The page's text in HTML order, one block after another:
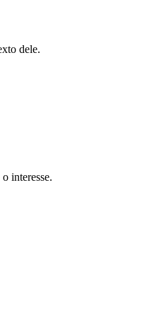
dele.
interesse.